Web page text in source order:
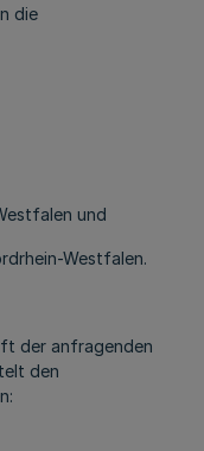
die
und
Westfalen.
der anfragenden
den